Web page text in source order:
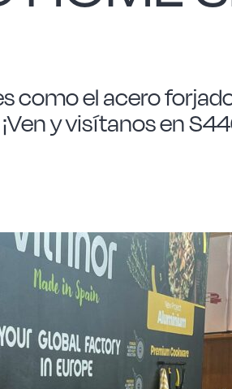
como el acero
y visítanos en